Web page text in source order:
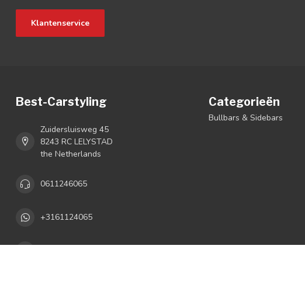
Klantenservice
Best-Carstyling
Zuidersluisweg 45
8243 RC LELYSTAD
the Netherlands
0611246065
+3161124065
Categorieën
Bullbars & Sidebars